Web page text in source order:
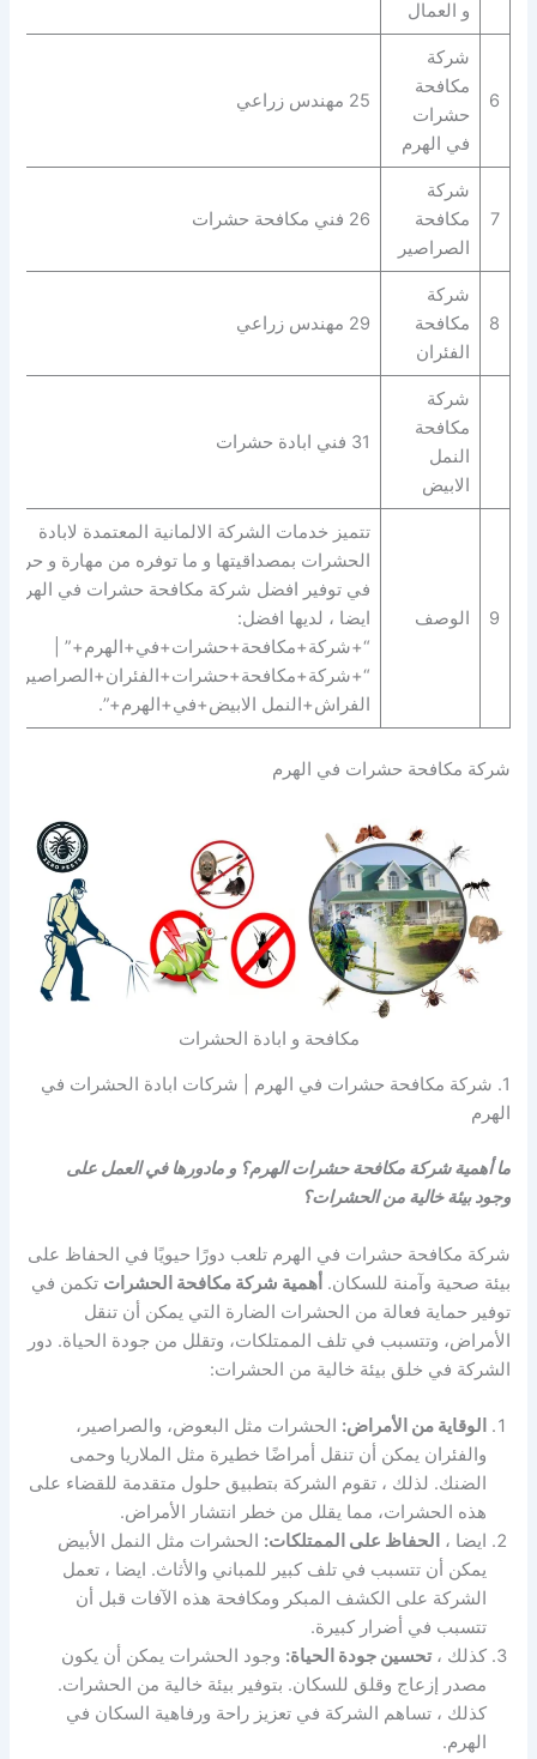
و العمال
6
شركة
مكافحة
حشرات
في الهرم
25 مهندس زراعي
7
شركة
مكافحة
الصراصير
26 فني مكافحة حشرات
8
شركة
مكافحة
الفئران
29 مهندس زراعي
شركة
مكافحة
النمل
الابيض
31 فني ابادة حشرات
9 الوصف
تتميز خدمات الشركة الالمانية المعتمدة لابادة
الحشرات بمصداقيتها و ما توفره من مهارة و حرفية
في توفير افضل شركة مكافحة حشرات في الهرم.
ايضا ، لديها افضل:
“+شركة+مكافحة+حشرات+في+الهرم+” |
الفراش+النمل الابيض+في+الهرم+”.
شركة مكافحة حشرات في الهرم
مكافحة و ابادة الحشرات
1. شركة مكافحة حشرات في الهرم | شركات ابادة الحشرات في
الهرم
ما أهمية شركة مكافحة حشرات الهرم؟ و مادورها في العمل على
وجود بيئة خالية من الحشرات؟
شركة مكافحة حشرات في الهرم تلعب دورًا حيويًا في الحفاظ على
بيئة صحية وآمنة للسكان. أهمية شركة مكافحة الحشرات تكمن في
توفير حماية فعالة من الحشرات الضارة التي يمكن أن تنقل
الأمراض، وتتسبب في تلف الممتلكات، وتقلل من جودة الحياة. دور
الشركة في خلق بيئة خالية من الحشرات:
الوقاية من الأمراض: الحشرات مثل البعوض، والصراصير،
والفئران يمكن أن تنقل أمراضًا خطيرة مثل الملاريا وحمى
الضنك. لذلك ، تقوم الشركة بتطبيق حلول متقدمة للقضاء على
هذه الحشرات، مما يقلل من خطر انتشار الأمراض.
ايضا ، الحفاظ على الممتلكات: الحشرات مثل النمل الأبيض
يمكن أن تتسبب في تلف كبير للمباني والأثاث. ايضا ، تعمل
الشركة على الكشف المبكر ومكافحة هذه الآفات قبل أن
تتسبب في أضرار كبيرة.
كذلك ،تحسين جودة الحياة: وجود الحشرات يمكن أن يكون
مصدر إزعاج وقلق للسكان. بتوفير بيئة خالية من الحشرات.
كذلك ، تساهم الشركة في تعزيز راحة ورفاهية السكان في
الهرم.